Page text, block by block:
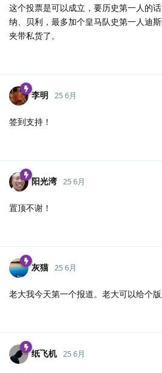
这个投票是可以成立，要历史第一人的
纳、贝利，最多加个皇马队史第一人迪
夹带私货了。
李明 25 6月
签到支持！
阳光湾 25 6月
置顶不谢！
灰猫 25 6月
老大我今天第一个报道。老大可以给个
纸飞机 25 6月